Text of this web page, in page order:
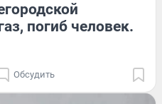
погиб человек.
Обсудить